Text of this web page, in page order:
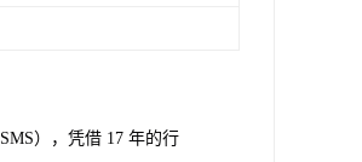
SMS），凭借 17 年的行